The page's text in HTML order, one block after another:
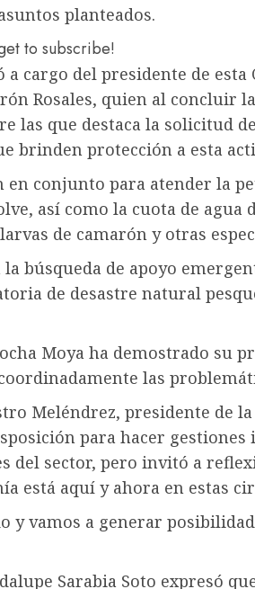
planteados.
to subscribe!
cargo del presidente de esta
Rosales, quien al concluir
las que destaca la solicitud
brinden protección a esta
conjunto para atender la
así como la cuota de agua
de camarón y otras
búsqueda de apoyo
de desastre natural
Moya ha demostrado su
las
Meléndrez, presidente de la
para hacer gestiones
del sector, pero invitó a
está aquí y ahora en estas
y vamos a generar
Sarabia Soto expresó